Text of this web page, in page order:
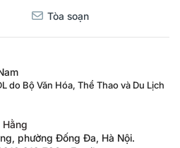
Tòa soạn
do Bộ Văn Hóa, Thể Thao và Du Lịch
Hằng
phường Đống Đa, Hà Nội.